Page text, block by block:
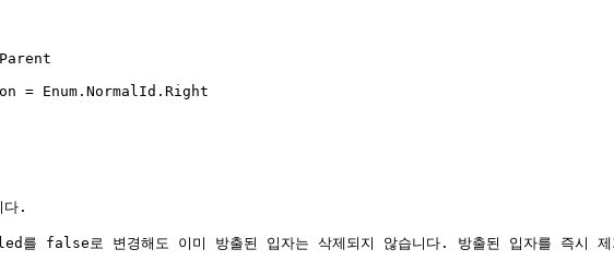
= Enum.NormalId.Right
다.
를 false로 변경해도 이미 방출된 입자는 삭제되지 않습니다. 방출된 입자를 즉시